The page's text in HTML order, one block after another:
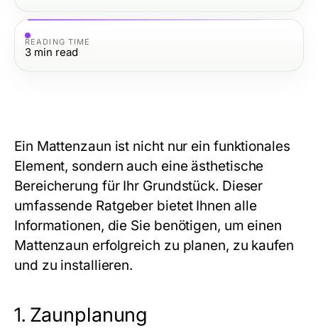
READING TIME
3 min read
Ein Mattenzaun ist nicht nur ein funktionales
Element, sondern auch eine ästhetische
Bereicherung für Ihr Grundstück. Dieser
umfassende Ratgeber bietet Ihnen alle
Informationen, die Sie benötigen, um einen
Mattenzaun erfolgreich zu planen, zu kaufen
und zu installieren.
1. Zaunplanung